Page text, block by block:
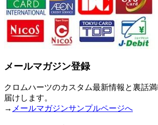
メールマガジン登録
クロムハーツのカスタム最新情報と裏話
届けします。
→ メールマガジンサンプルページへ